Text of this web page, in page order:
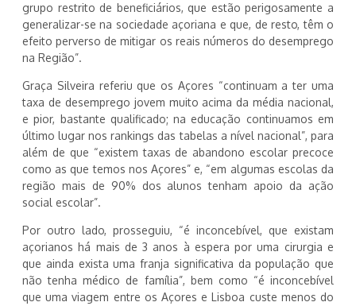
grupo restrito de beneficiários, que estão perigosamente a
generalizar-se na sociedade açoriana e que, de resto, têm o
efeito perverso de mitigar os reais números do desemprego
na Região”.
Graça Silveira referiu que os Açores “continuam a ter uma
taxa de desemprego jovem muito acima da média nacional,
e pior, bastante qualificado; na educação continuamos em
último lugar nos rankings das tabelas a nível nacional”, para
além de que “existem taxas de abandono escolar precoce
como as que temos nos Açores” e, “em algumas escolas da
região mais de 90% dos alunos tenham apoio da ação
social escolar”.
Por outro lado, prosseguiu, “é inconcebível, que existam
açorianos há mais de 3 anos à espera por uma cirurgia e
que ainda exista uma franja significativa da população que
não tenha médico de família”, bem como “é inconcebível
que uma viagem entre os Açores e Lisboa custe menos do